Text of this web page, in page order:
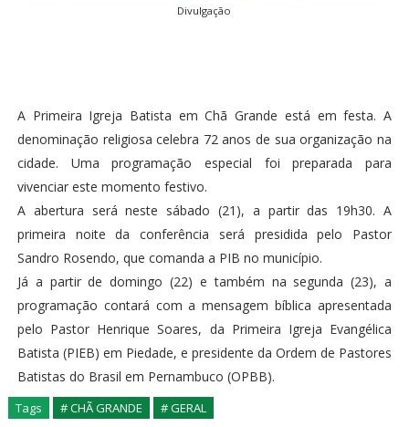
Divulgação
A Primeira Igreja Batista em Chã Grande está em festa. A
denominação religiosa celebra 72 anos de sua organização na
cidade. Uma programação especial foi preparada para
vivenciar este momento festivo.
A abertura será neste sábado (21), a partir das 19h30. A
primeira noite da conferência será presidida pelo Pastor
Sandro Rosendo, que comanda a PIB no município.
Já a partir de domingo (22) e também na segunda (23), a
programação contará com a mensagem bíblica apresentada
pelo Pastor Henrique Soares, da Primeira Igreja Evangélica
Batista (PIEB) em Piedade, e presidente da Ordem de Pastores
Batistas do Brasil em Pernambuco (OPBB).
Tags # CHÃ GRANDE # GERAL